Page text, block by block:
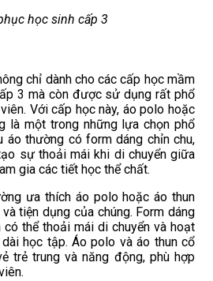
học sinh cấp 3
chỉ dành cho các cấp học mầm
3 mà còn được sử dụng rất phổ
Với cấp học này, áo polo hoặc
là một trong những lựa chọn phổ
áo thường có form dáng chỉn chu,
sự thoải mái khi di chuyển giữa
gia các tiết học thể chất.
ưa thích áo polo hoặc áo thun
tiện dụng của chúng. Form dáng
thể thoải mái di chuyển và hoạt
học tập. Áo polo và áo thun cổ
trẻ trung và năng động, phù hợp